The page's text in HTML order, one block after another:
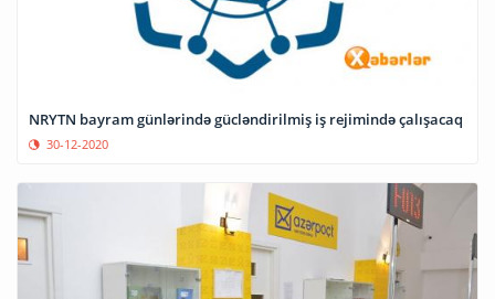
NRYTN bayram günlərində gücləndirilmiş iş rejimində çalışacaq
30-12-2020